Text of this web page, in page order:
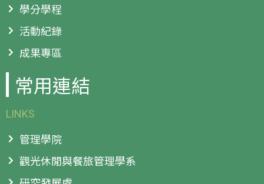
學分學程
活動紀錄
成果專區
常用連結
LINKS
管理學院
觀光休閒與餐旅管理學系